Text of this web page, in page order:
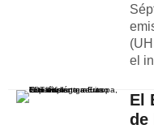
el
El
de